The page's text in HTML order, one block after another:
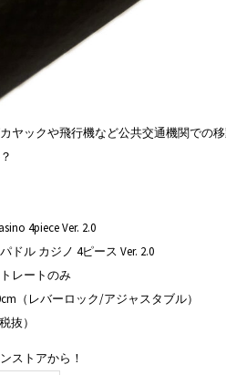
ヤックや飛行機など公共交通機関での
4piece Ver. 2.0
ドル カジノ 4ピース Ver. 2.0
レートのみ
（レバーロック/アジャスタブル）
抜）
ストアから！